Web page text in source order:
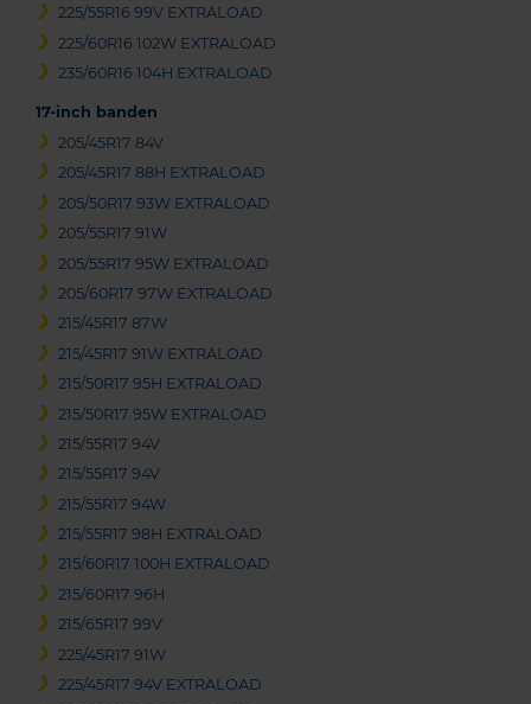
225/55R16 99V EXTRALOAD
225/60R16 102W EXTRALOAD
235/60R16 104H EXTRALOAD
17-inch banden
205/45R17 84V
205/45R17 88H EXTRALOAD
205/50R17 93W EXTRALOAD
205/55R17 91W
205/55R17 95W EXTRALOAD
205/60R17 97W EXTRALOAD
215/45R17 87W
215/45R17 91W EXTRALOAD
215/50R17 95H EXTRALOAD
215/50R17 95W EXTRALOAD
215/55R17 94V
215/55R17 94V
215/55R17 94W
215/55R17 98H EXTRALOAD
215/60R17 100H EXTRALOAD
215/60R17 96H
215/65R17 99V
225/45R17 91W
225/45R17 94V EXTRALOAD